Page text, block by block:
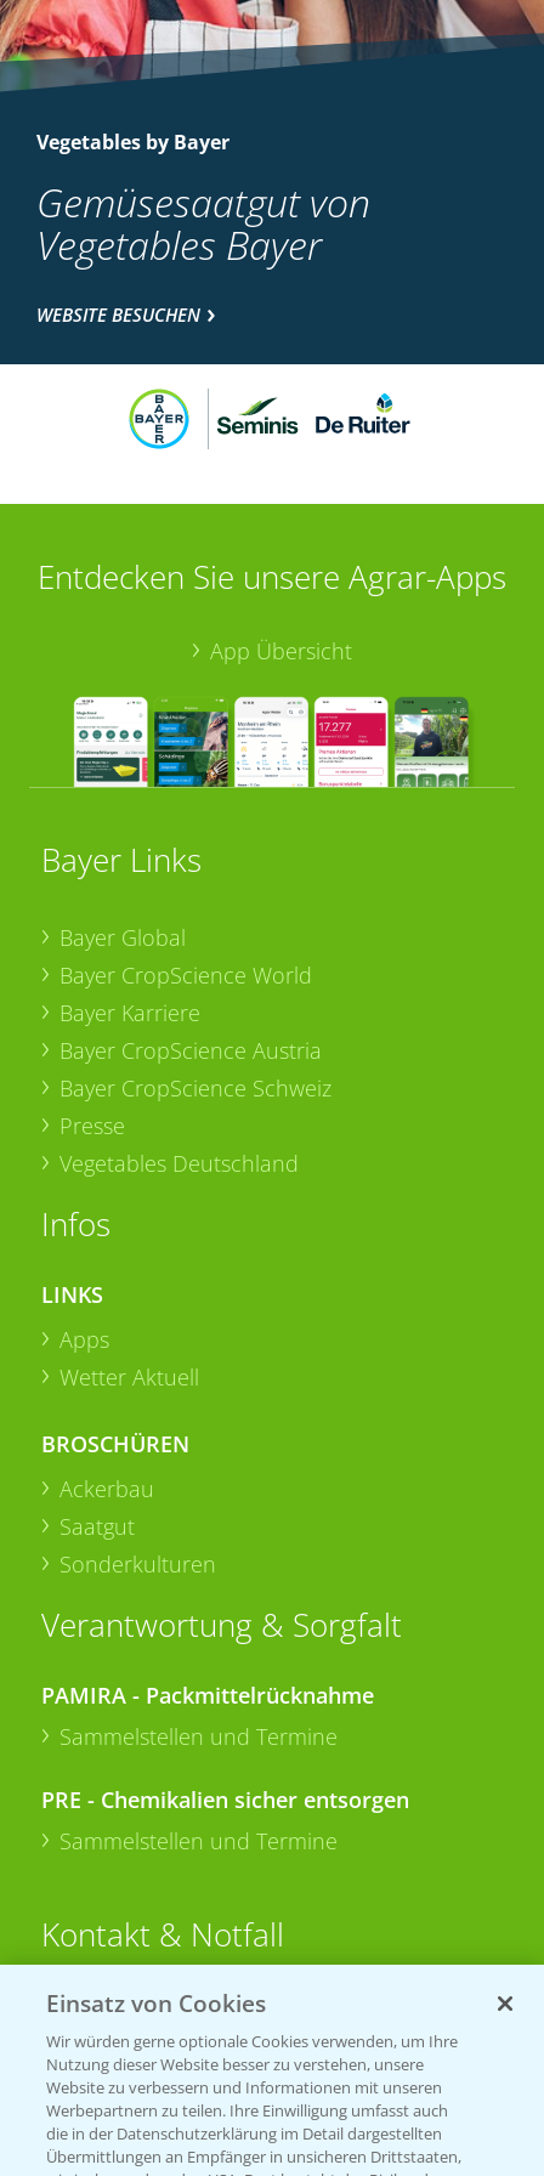
Vegetables by Bayer
Gemüsesaatgut von
Vegetables Bayer
WEBSITE BESUCHEN
Entdecken Sie unsere Agrar-Apps
App Übersicht
Bayer Links
Bayer Global
Bayer CropScience World
Bayer Karriere
Bayer CropScience Austria
Bayer CropScience Schweiz
Presse
Vegetables Deutschland
Infos
LINKS
Apps
Wetter Aktuell
BROSCHÜREN
Ackerbau
Saatgut
Sonderkulturen
Verantwortung & Sorgfalt
PAMIRA - Packmittelrücknahme
Sammelstellen und Termine
PRE - Chemikalien sicher entsorgen
Sammelstellen und Termine
Kontakt & Notfall
Beratung auf WhatsApp
T.+49 (0)174 346 564 1
KONTAKT
Einsatz von Cookies
Wir würden gerne optionale Cookies verwenden, um Ihre
Nutzung dieser Website besser zu verstehen, unsere
Website zu verbessern und Informationen mit unseren
Werbepartnern zu teilen. Ihre Einwilligung umfasst auch
die in der Datenschutzerklärung im Detail dargestellten
Übermittlungen an Empfänger in unsicheren Drittstaaten,